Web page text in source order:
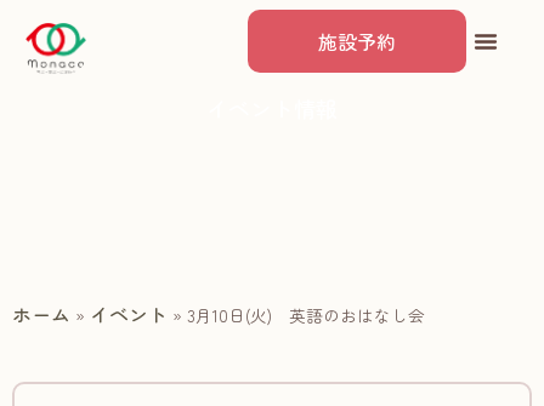
施設予約
ホーム » イベント » 3月10日(火) 英語のおはなし会